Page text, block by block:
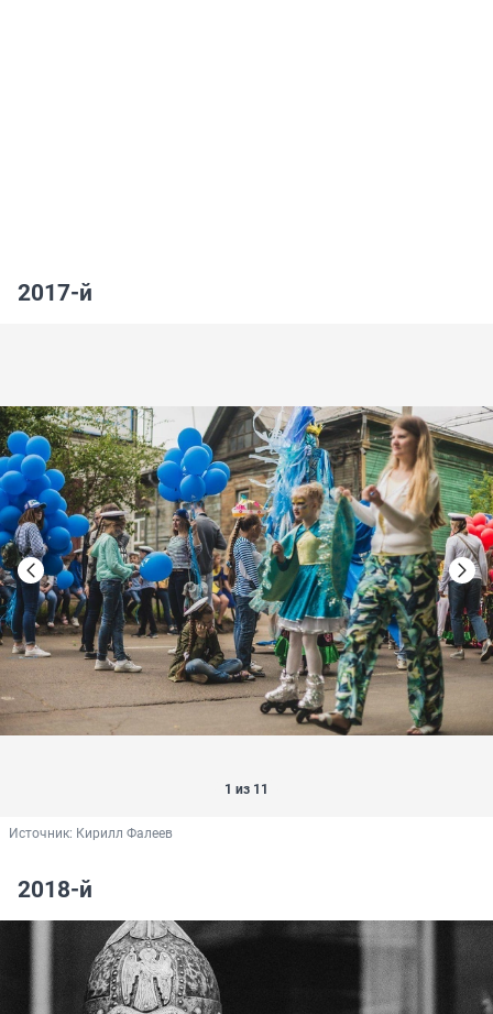
2017-й
1 из 11
Источник: Кирилл Фалеев
2018-й